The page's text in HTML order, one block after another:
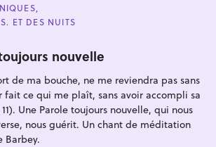
ET DES NUITS
nouvelle
de ma bouche, ne me reviendra pas sans
fait ce qui me plaît, sans avoir accompli sa
Une Parole toujours nouvelle, qui nous
nous guérit. Un chant de méditation
Barbey.